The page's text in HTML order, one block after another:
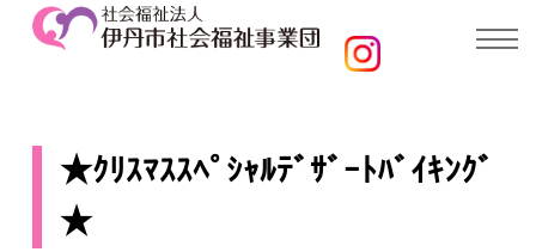
★ｸﾘｽﾏｽｽﾍﾟｼｬﾙﾃﾞｻﾞｰﾄﾊﾞｲｷﾝｸﾞ
★